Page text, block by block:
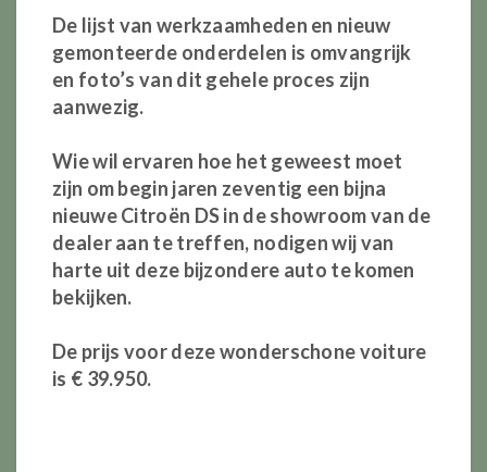
De lijst van werkzaamheden en nieuw
gemonteerde onderdelen is omvangrijk
en foto’s van dit gehele proces zijn
aanwezig.
Wie wil ervaren hoe het geweest moet
zijn om begin jaren zeventig een bijna
nieuwe Citroën DS in de showroom van de
dealer aan te treffen, nodigen wij van
harte uit deze bijzondere auto te komen
bekijken.
De prijs voor deze wonderschone voiture
is € 39.950.